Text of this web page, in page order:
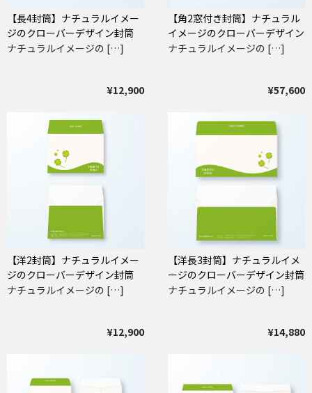
【長4封筒】ナチュラルイメー
ジのクローバーデザイン封筒
ナチュラルイメージの […]
¥12,900
【角2窓付き封筒】ナチュラル
イメージのクローバーデザイン
封筒
ナチュラルイメージの […]
¥57,600
【洋2封筒】ナチュラルイメー
ジのクローバーデザイン封筒
ナチュラルイメージの […]
¥12,900
【洋長3封筒】ナチュラルイメ
ージのクローバーデザイン封筒
ナチュラルイメージの […]
¥14,880